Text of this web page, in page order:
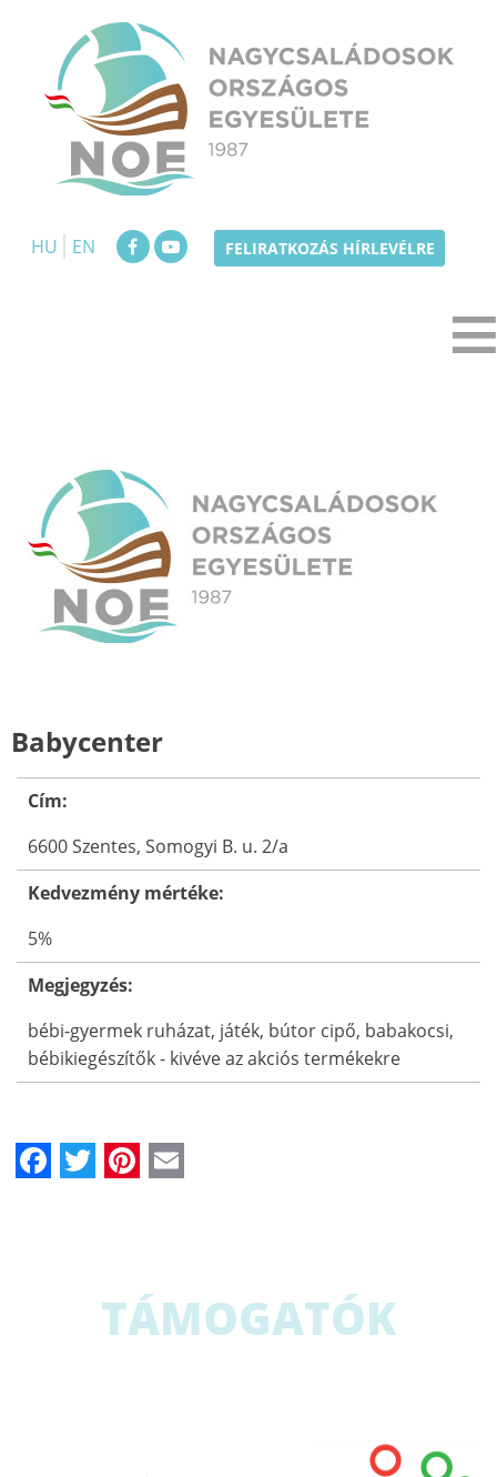
content
HU
EN FELIRATKOZÁS HÍRLEVÉLRE
Babycenter
Cím:
6600 Szentes, Somogyi B. u. 2/a
Kedvezmény mértéke:
5%
Megjegyzés:
bébi-gyermek ruházat, játék, bútor cipő, babakocsi,
bébikiegészítők - kivéve az akciós termékekre
Facebook
TwitterPinterest
TÁMOGATÓK